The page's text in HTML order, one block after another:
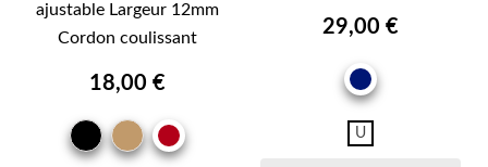
ajustable Largeur 12mm
Cordon coulissant
18,00 €
NOIRCAMELBRIQUE
29,00 €
MARINE
U